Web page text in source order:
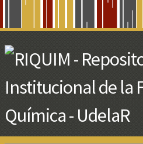
Main
Content